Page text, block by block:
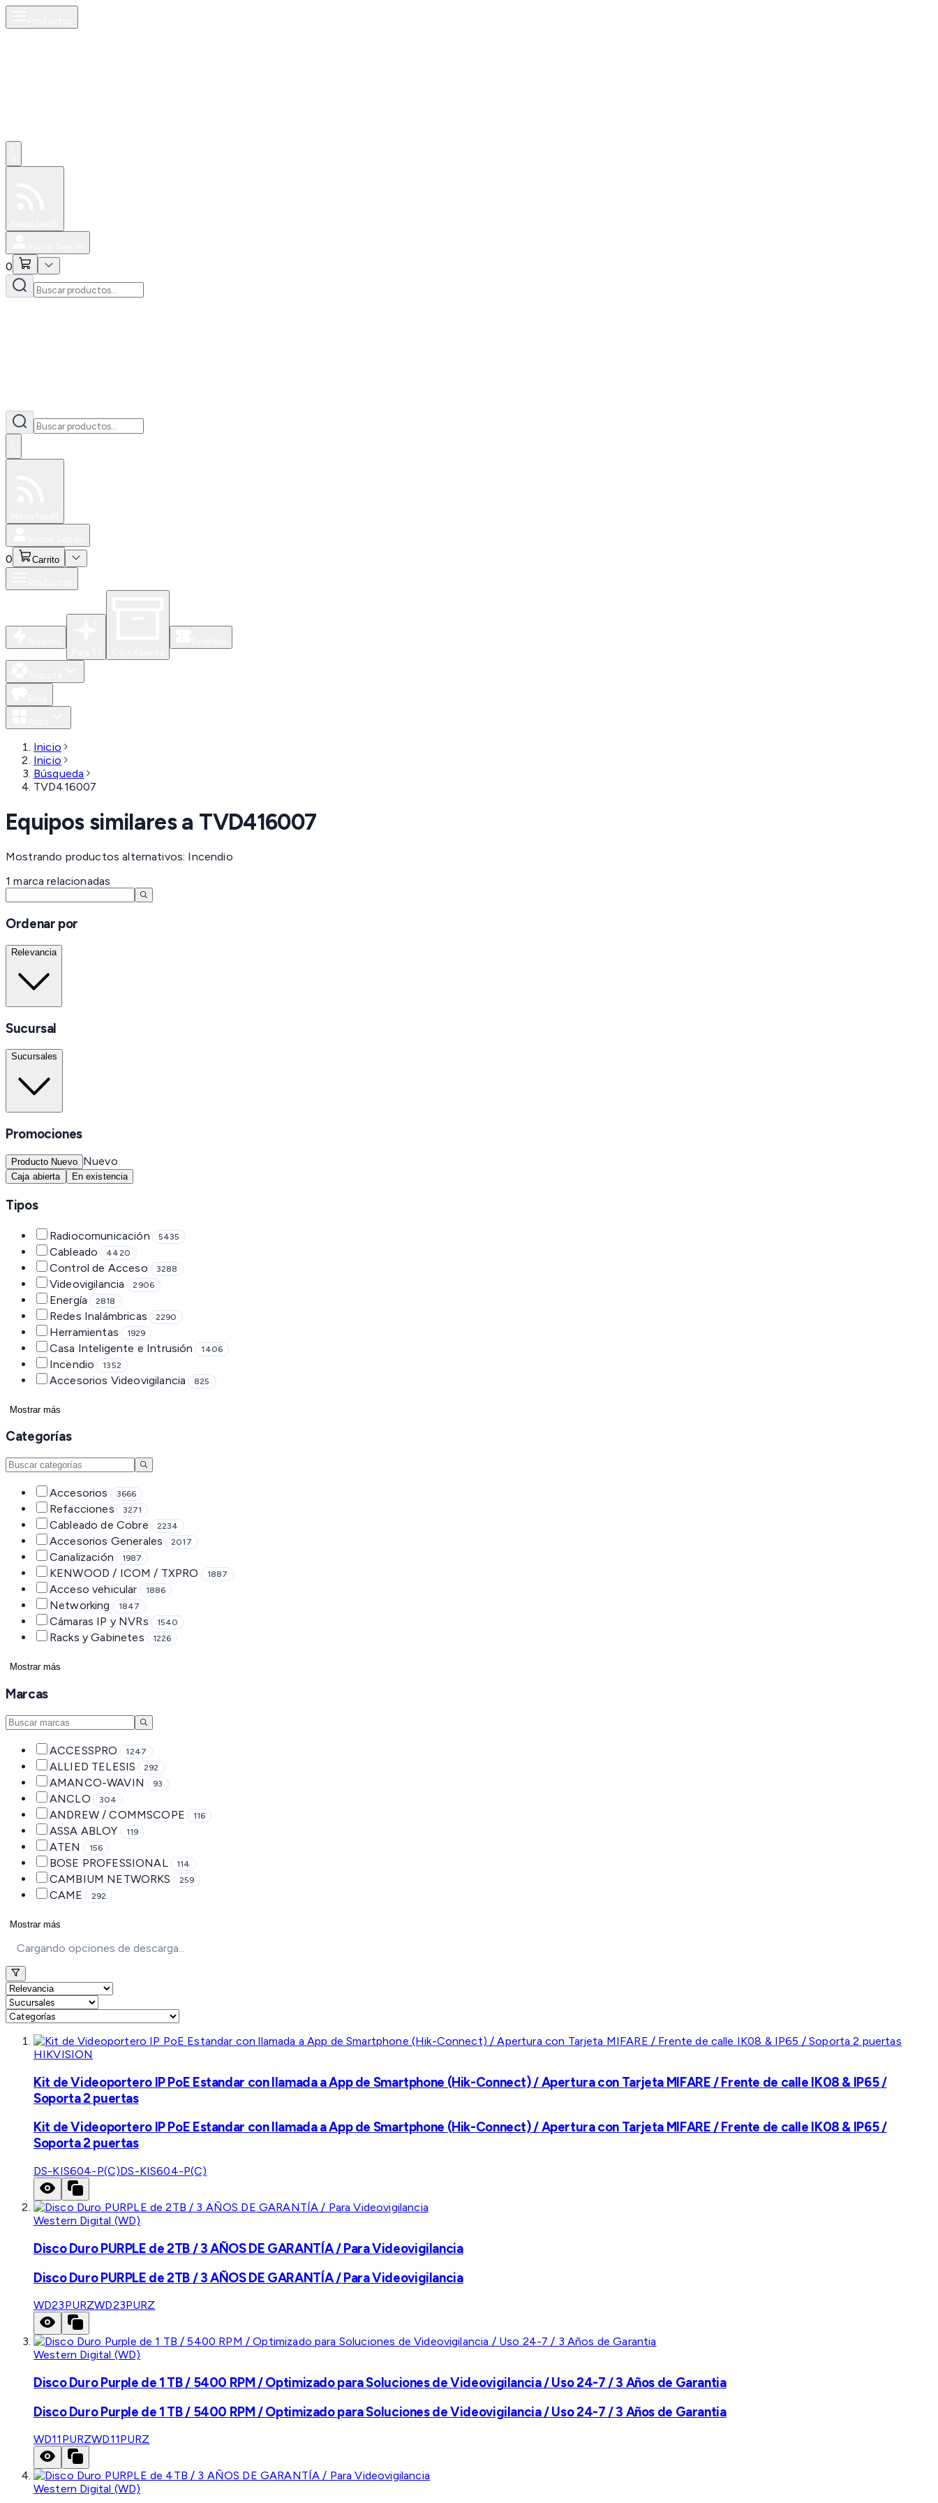
0
0 Carrito
Inicio
Inicio
Búsqueda
TVD416007
Equipos similares a TVD416007
Mostrando productos alternativos: Incendio
1 marca relacionadas
Ordenar por
Relevancia
Sucursal
Sucursales
Promociones
Producto Nuevo Nuevo
Caja abierta En existencia
Tipos
Radiocomunicación 5435
Cableado 4420
Control de Acceso 3288
Videovigilancia 2906
Energía 2818
Redes Inalámbricas 2290
Herramientas 1929
Casa Inteligente e Intrusión 1406
Incendio 1352
Accesorios Videovigilancia 825
Mostrar más
Categorías
Accesorios 3666
Refacciones 3271
Cableado de Cobre 2234
Accesorios Generales 2017
Canalización 1987
KENWOOD / ICOM / TXPRO 1887
Acceso vehicular 1886
Networking 1847
Cámaras IP y NVRs 1540
Racks y Gabinetes 1226
Mostrar más
Marcas
ACCESSPRO 1247
ALLIED TELESIS 292
AMANCO-WAVIN 93
ANCLO 304
ANDREW / COMMSCOPE 116
ASSA ABLOY 119
ATEN 156
BOSE PROFESSIONAL 114
CAMBIUM NETWORKS 259
CAME 292
Mostrar más
Cargando opciones de descarga...
HIKVISION
Kit de Videoportero IP PoE Estandar con llamada a App de Smartphone (Hik-Connect) / Apertura con Tarjeta MIFARE / Frente de calle IK08 & IP65 /
Soporta 2 puertas
Kit de Videoportero IP PoE Estandar con llamada a App de Smartphone (Hik-Connect) / Apertura con Tarjeta MIFARE / Frente de calle IK08 & IP65 /
Soporta 2 puertas
DS-KIS604-P(C)DS-KIS604-P(C)
Western Digital (WD)
Disco Duro PURPLE de 2TB / 3 AÑOS DE GARANTÍA / Para Videovigilancia
Disco Duro PURPLE de 2TB / 3 AÑOS DE GARANTÍA / Para Videovigilancia
WD23PURZWD23PURZ
Western Digital (WD)
Disco Duro Purple de 1 TB / 5400 RPM / Optimizado para Soluciones de Videovigilancia / Uso 24-7 / 3 Años de Garantia
Disco Duro Purple de 1 TB / 5400 RPM / Optimizado para Soluciones de Videovigilancia / Uso 24-7 / 3 Años de Garantia
WD11PURZWD11PURZ
Western Digital (WD)